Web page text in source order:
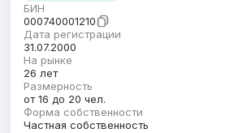
БИН
000740001210
Дата регистрации
31.07.2000
На рынке
26 лет
Размерность
от 16 до 20 чел.
Форма собственности
Частная собственность